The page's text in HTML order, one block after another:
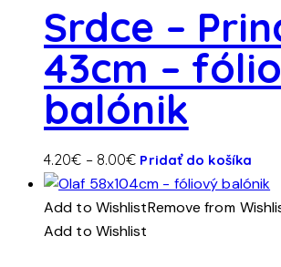
si
Srdce –
43cm –
balónik
4.20€ – 8.00€Price
range:
4.20€
through
Pridať do košíka
má
Add to WishlistRemove from
Add to Wishlist